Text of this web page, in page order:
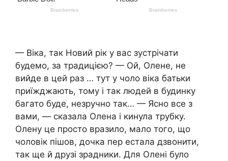
— Віка, так Новий рік у вас зустрічати
будемо, за традицією? — Ой, Олене, не
вийде в цей раз … тут у чоло віка батьки
приїжджають, тому і так людей в будинку
багато буде, незручно так… — Ясно все з
вами, — сказала Олена і кинула трубку.
Олену це просто вразило, мало того, що
чоловік пішов, дочка пер естала дзвонити,
так ще й друзі зрадники. Для Олені було